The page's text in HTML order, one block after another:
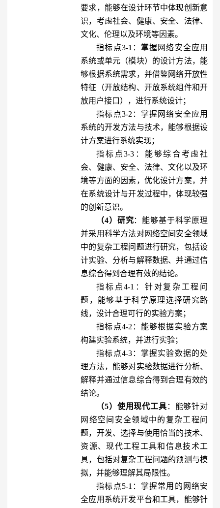
要求，能够在设计环节中体现创新意
识，考虑社会、健康、安全、法律、
文化、伦理以及环境等因素。
指标点3-1：掌握网络安全应用
系统或单元（模块）的设计方法，能
够根据系统需求，并借鉴网络开放性
特征（开放结构、开放系统组件和开
放用户接口），进行系统设计；
指标点3-2：掌握网络安全应用
系统的开发方法与技术，能够根据设
计方案进行系统实现；
指标点3-3：能够综合考虑社
会、健康、安全、法律、文化以及环
境等方面的因素，优化设计方案，并
在系统设计与开发过程中，体现较强
的创新意识。
（4）研究：能够基于科学原理
并采用科学方法对网络空间安全领域
中的复杂工程问题进行研究，包括设
计实验、分析与解释数据、并通过信
息综合得到合理有效的结论。
指标点4-1：针对复杂工程问
题，能够基于科学原理选择研究路
线，设计合理可行的实验方案；
指标点4-2：能够根据实验方案
构建实验系统，并进行实验；
指标点4-3：掌握实验数据的处
理方法，能够对实验数据进行分析、
解释并通过信息综合得到合理有效的
结论。
（5）使用现代工具 ：能够针对
网络空间安全领域中的复杂工程问
题，开发、选择与使用恰当的技术、
资源、现代工程工具和信息技术工
具，包括对复杂工程问题的预测与模
拟，并能够理解其局限性。
指标点5-1：掌握常用的网络安
全应用系统开发平台和工具，能够针